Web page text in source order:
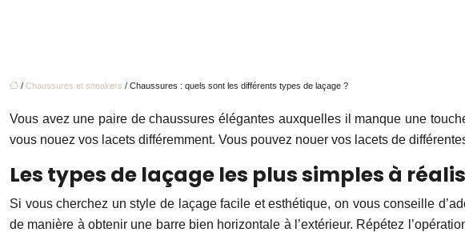
/ Chaussures et sneakers / Chaussures : quels sont les différents types de laçage ?
Vous avez une paire de chaussures élégantes auxquelles il manque une
vous nouez vos lacets différemment. Vous pouvez nouer vos lacets de
Les types de laçage les plus simples à
Si vous cherchez un style de laçage facile et esthétique, on vous conseille
de manière à obtenir une barre bien horizontale à l’extérieur. Répétez